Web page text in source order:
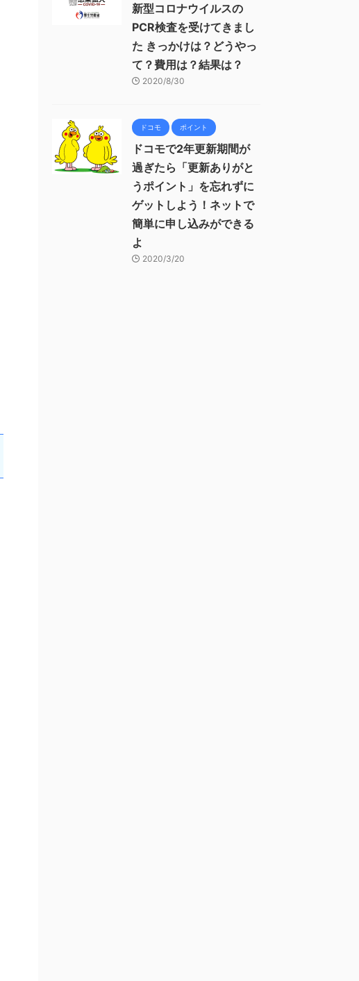
新型コロナウイルスの
PCR検査を受けてきまし
た きっかけは？どうやっ
て？費用は？結果は？
2020/8/30
ドコモ ポイント
ドコモで2年更新期間が
過ぎたら「更新ありがと
うポイント」を忘れずに
ゲットしよう！ネットで
簡単に申し込みができる
よ
2020/3/20